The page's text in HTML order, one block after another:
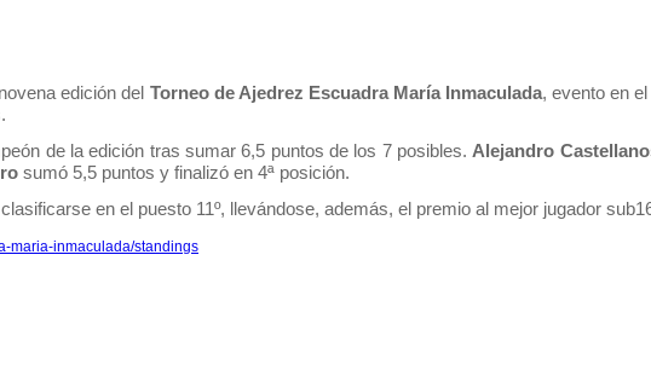
edición del Torneo de Ajedrez Escuadra María Inmaculada, evento en
de la edición tras sumar 6,5 puntos de los 7 posibles. Alejandro
sumó 5,5 puntos y finalizó en 4ª posición.
en el puesto 11º, llevándose, además, el premio al mejor jugador
maria-inmaculada/standings